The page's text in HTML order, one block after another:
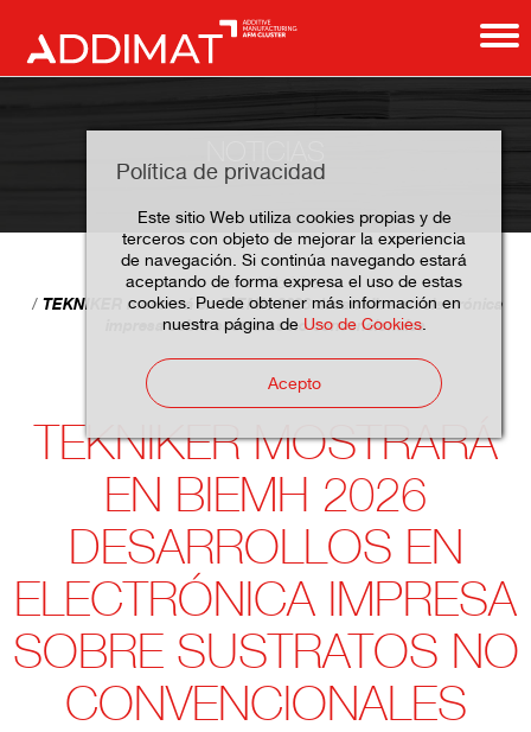
Política de privacidad
Este sitio Web utiliza cookies propias y de
terceros con objeto de mejorar la experiencia
de navegación. Si continúa navegando estará
aceptando de forma expresa el uso de estas
cookies. Puede obtener más información en
nuestra página de Uso de Cookies.
Acepto
Home Noticias
TEKNIKER mostrará en BIEMH 2026 desarrollos en electrónica
impresa sobre sustratos no convencionales
TEKNIKER MOSTRARÁ
EN BIEMH 2026
DESARROLLOS EN
ELECTRÓNICA IMPRESA
SOBRE SUSTRATOS NO
CONVENCIONALES